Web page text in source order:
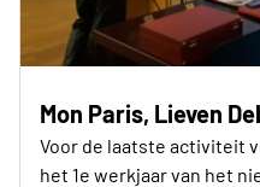
Mon Paris, Lieven
Voor de laatste activiteit
het 1e werkjaar van het